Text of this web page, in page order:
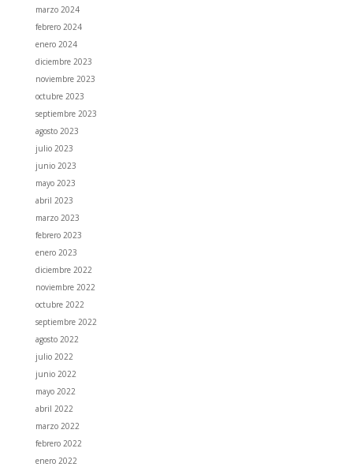
marzo 2024
febrero 2024
enero 2024
diciembre 2023
noviembre 2023
octubre 2023
septiembre 2023
agosto 2023
julio 2023
junio 2023
mayo 2023
abril 2023
marzo 2023
febrero 2023
enero 2023
diciembre 2022
noviembre 2022
octubre 2022
septiembre 2022
agosto 2022
julio 2022
junio 2022
mayo 2022
abril 2022
marzo 2022
febrero 2022
enero 2022